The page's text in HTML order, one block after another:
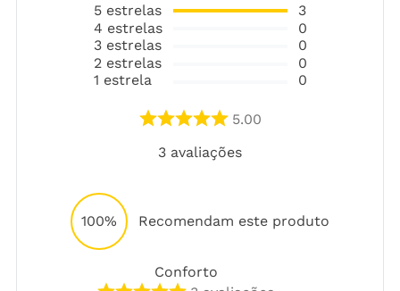
5 estrelas
4 estrelas
3 estrelas
2 estrelas
1 estrela
3
0
0
0
0
5.00
3 avaliações
100% Recomendam este produto
Conforto